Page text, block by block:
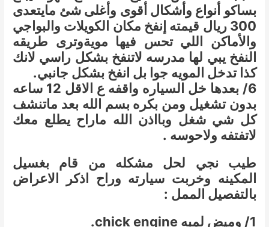
بساكو أنواع وأشكال أقوى وأغلى شئ مايتعدى
300 ريال قيمته إنفخ مكان الكويلات والبواجي
والأماكن اللي تحس فيها مويةوترى طريقه
النفخ يبي لها مدرسه لاتنفخ بشكل راسي لانك
كذا تدخل المويه جوا بل انفخ بشكل جانبي.
6/ بعدها خل السياره واقفه ع الاقل 12 ساعه
بدون تشغيل ومن بكره بسم الله بعد ماتنشف
كل شي شغل وبااذن الله ماراح يطلع معك
لاتفتفه ولاحوسه .
طيب نجي لحل مشكله من قام بغسيل
المكينه وخربت سيارته وراح اذكر الاعراض
بالتفصيل الممل :
1/ وميض لمبه chick engine.